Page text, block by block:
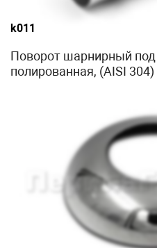
k011
Поворот шарнирный
полированная, (AISI 304)